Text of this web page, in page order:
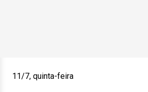
11/7, quinta-feira